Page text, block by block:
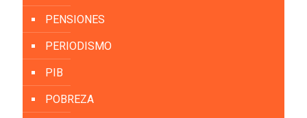
PENSIONES
PERIODISMO
PIB
POBREZA